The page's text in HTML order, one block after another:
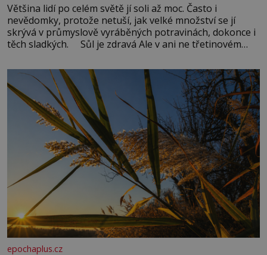
Většina lidí po celém světě jí soli až moc. Často i
nevědomky, protože netuší, jak velké množství se jí
skrývá v průmyslově vyráběných potravinách, dokonce i
těch sladkých. Sůl je zdravá Ale v ani ne třetinovém
základní složky– sodík a chlór – jsou zásadní pro
správné hospodaření
epochaplus.cz